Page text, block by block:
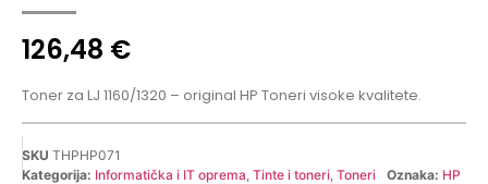
126,48 €
Toner za LJ 1160/1320 – original HP Toneri visoke kvalitete.
SKU THPHP071
Kategorija: Informatička i IT oprema Tinte i toneri Toneri Oznaka: HP